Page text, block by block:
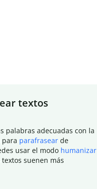
textos
palabras adecuadas con la
parafrasear de
usar el modo humanizar
suenen más